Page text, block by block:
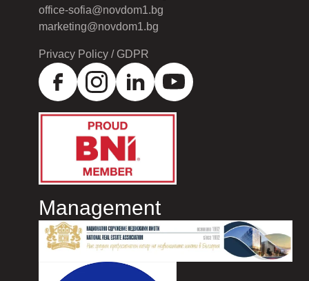
office-sofia@novdom1.bg
marketing@novdom1.bg
Privacy Policy / GDPR
Management